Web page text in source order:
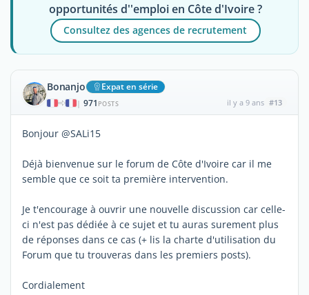
opportunités d''emploi en Côte d'Ivoire ?
Consultez des agences de recrutement
Bonanjo Expat en série
| 971 POSTS il y a 9 ans #13
Bonjour @SALi15
Déjà bienvenue sur le forum de Côte d'Ivoire car il me
semble que ce soit ta première intervention.
Je t'encourage à ouvrir une nouvelle discussion car celle-
ci n'est pas dédiée à ce sujet et tu auras surement plus
de réponses dans ce cas (+ lis la charte d'utilisation du
Forum que tu trouveras dans les premiers posts).
Cordialement